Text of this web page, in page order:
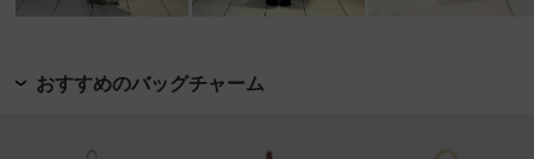
おすすめのバッグチャーム